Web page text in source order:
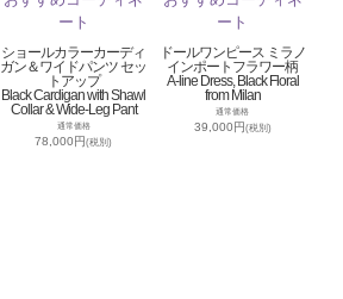
ショールカラーカーディ
ガン＆ワイドパンツ セッ
トアップ
Black Cardigan with Shawl
Collar & Wide-Leg Pant
通常価格
78,000円(税別)
ドールワンピース ミラノ
インポートフラワー柄
A-line Dress, Black Floral
from Milan
通常価格
39,000円(税別)